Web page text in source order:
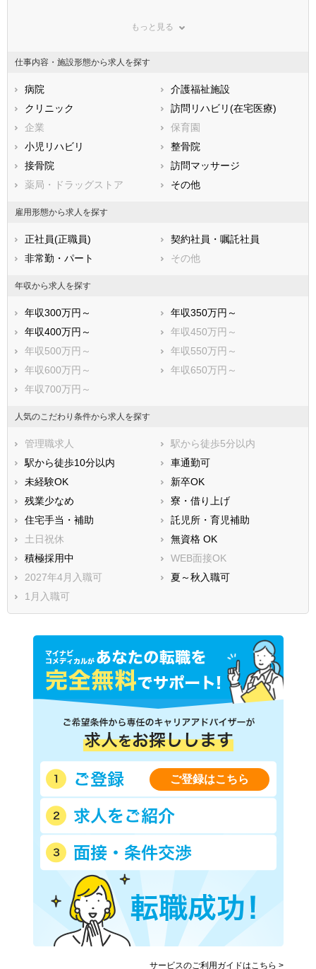
神奈川県
石川県
福井県
静岡県
三重県
滋賀県
大阪府
兵庫県
鳥取県
広島県
徳島県
香川県
愛媛県
鹿児島県
もっと見る
仕事内容・施設形態から求人を探す
病院
介護福祉施設
クリニック
訪問リハビリ(在宅医療)
企業
保育園
小児リハビリ
整骨院
接骨院
訪問マッサージ
薬局・ドラッグストア
その他
雇用形態から求人を探す
正社員(正職員)
契約社員・嘱託社員
非常勤・パート
その他
年収から求人を探す
年収300万円～
年収350万円～
年収400万円～
年収450万円～
年収500万円～
年収550万円～
年収600万円～
年収650万円～
年収700万円～
人気のこだわり条件から求人を探す
管理職求人
駅から徒歩5分以内
駅から徒歩10分以内
車通勤可
未経験OK
新卒OK
残業少なめ
寮・借り上げ
住宅手当・補助
託児所・育児補助
土日祝休
無資格 OK
積極採用中
WEB面接OK
2027年4月入職可
夏～秋入職可
1月入職可
ご登録はこちら
サービスのご利用ガイドはこちら >